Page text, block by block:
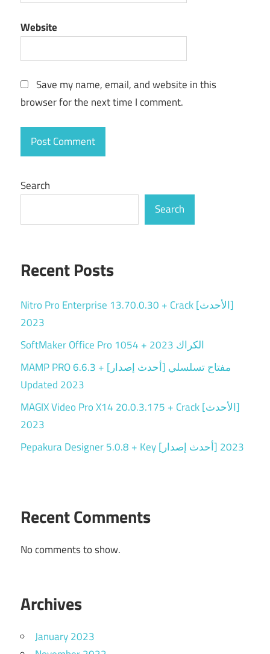
Website
Save my name, email, and website in this
browser for the next time I comment.
Search
Search
Recent Posts
Nitro Pro Enterprise 13.70.0.30 + Crack [الأحدث]
2023
SoftMaker Office Pro 1054 + الكراك 2023
MAMP PRO 6.6.3 + مفتاح تسلسلي [أحدث إصدار]
Updated 2023
MAGIX Video Pro X14 20.0.3.175 + Crack [الأحدث]
2023
Pepakura Designer 5.0.8 + Key [أحدث إصدار] 2023
Recent Comments
No comments to show.
Archives
January 2023